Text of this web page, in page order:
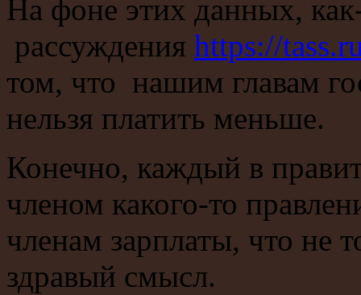
На фоне этих данных,
рассуждения https://
том, что нашим главам
нельзя платить меньше.
Конечно, каждый в
членом какого-то
членам зарплаты, что не
здравый смысл.